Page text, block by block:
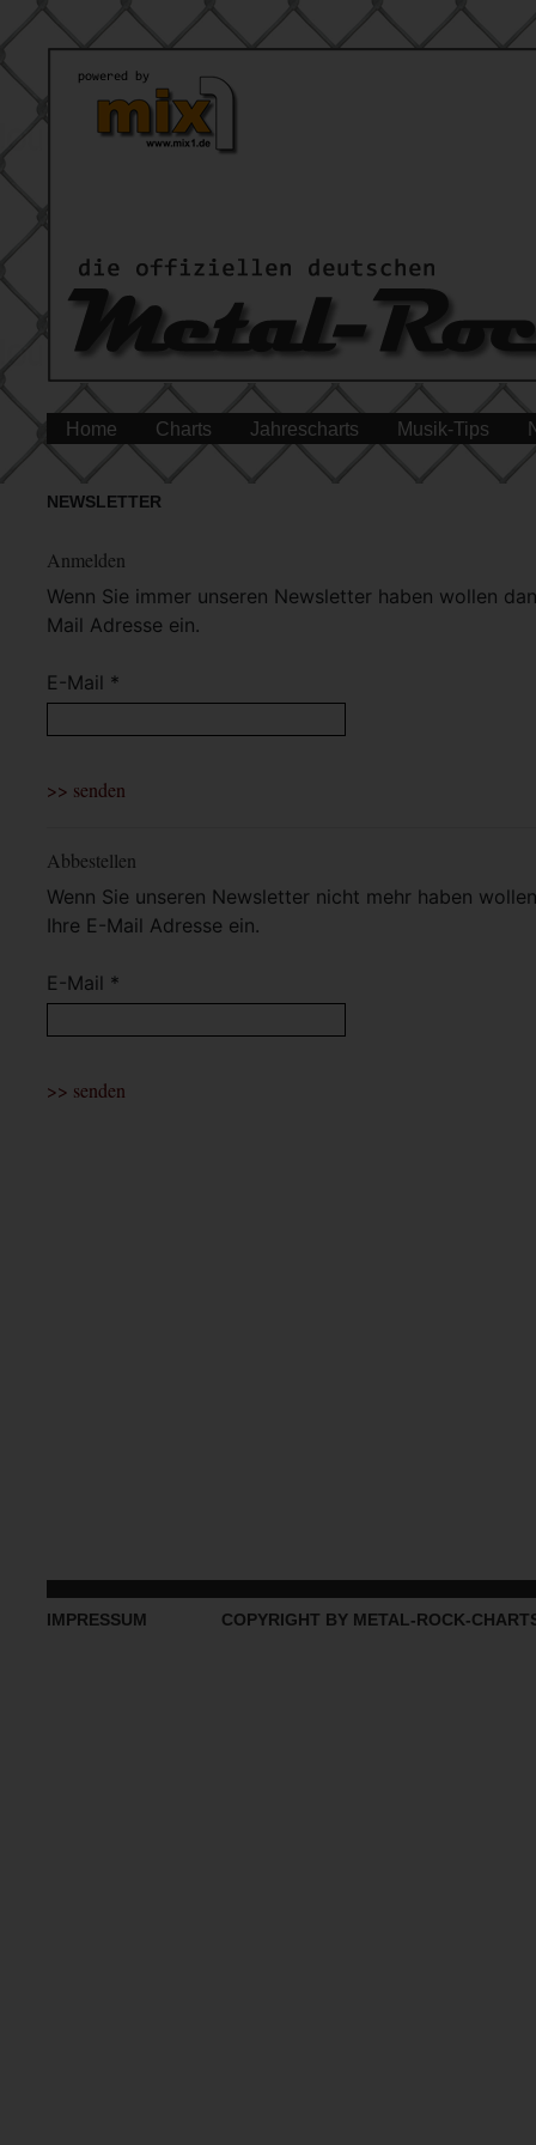
Home Charts Jahrescharts Musik-Tips
NEWSLETTER
Anmelden
Wenn Sie immer unseren Newsletter haben wollen
Mail Adresse ein.
E-Mail *
Abbestellen
Wenn Sie unseren Newsletter nicht mehr haben
Ihre E-Mail Adresse ein.
E-Mail *
IMPRESSUM COPYRIGHT BY METAL-ROCK-